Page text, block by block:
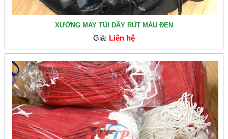
XƯỞNG MAY TÚI DÂY RÚT MÀU ĐEN
Giá: Liên hệ